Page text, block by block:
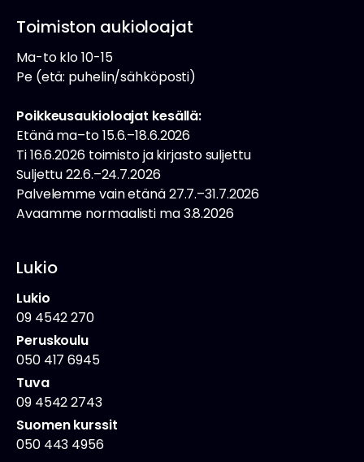
Toimiston aukioloajat
Ma-to klo 10-15
Pe (etä: puhelin/sähköposti)
Poikkeusaukioloajat kesällä:
Etänä ma–to 15.6.–18.6.2026
Ti 16.6.2026 toimisto ja kirjasto suljettu
Suljettu 22.6.–24.7.2026
Palvelemme vain etänä 27.7.–31.7.2026
Avaamme normaalisti ma 3.8.2026
Lukio
Lukio
09 4542 270
Peruskoulu
050 417 6945
Tuva
09 4542 2743
Suomen kurssit
050 443 4956